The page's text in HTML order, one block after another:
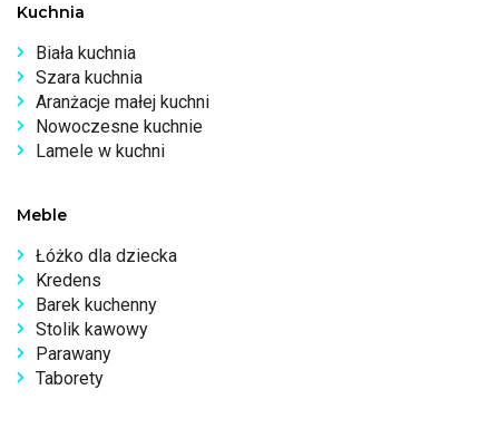
Kuchnia
Biała kuchnia
Szara kuchnia
Aranżacje małej kuchni
Nowoczesne kuchnie
Lamele w kuchni
Meble
Łóżko dla dziecka
Kredens
Barek kuchenny
Stolik kawowy
Parawany
Taborety